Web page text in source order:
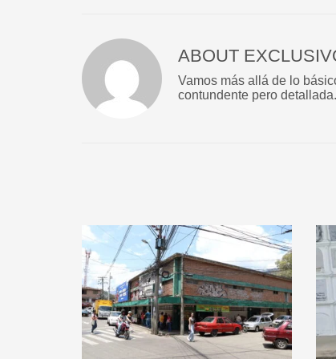
ABOUT
Vamos más allá de lo
contundente pero detallada.